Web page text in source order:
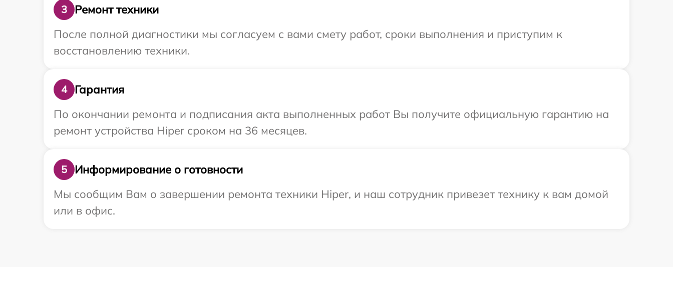
3
Ремонт техники
После полной диагностики мы согласуем с вами смету работ, сроки выполнения и приступим к
восстановлению техники.
4
Гарантия
По окончании ремонта и подписания акта выполненных работ Вы получите официальную гарантию на
ремонт устройства Hiper сроком на 36 месяцев.
5
Информирование о готовности
Мы сообщим Вам о завершении ремонта техники Hiper, и наш сотрудник привезет технику к вам домой
или в офис.